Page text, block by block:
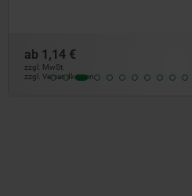
ab 1,14 €
zzgl. MwSt.
zzgl. Versandkosten